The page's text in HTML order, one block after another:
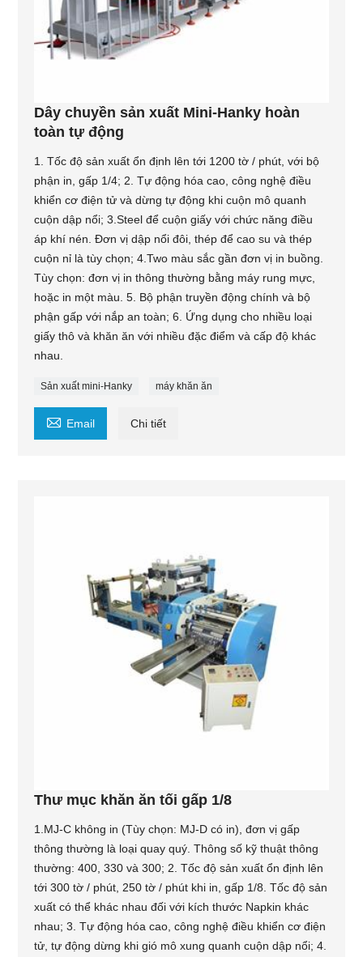
Dây chuyền sản xuất Mini-Hanky ​​hoàn
toàn tự động
1. Tốc độ sản xuất ổn định lên tới 1200 tờ / phút, với bộ
phận in, gấp 1/4; 2. Tự động hóa cao, công nghệ điều
khiển cơ điện tử và dừng tự động khi cuộn mô quanh
cuộn dập nổi; 3.Steel để cuộn giấy với chức năng điều
áp khí nén. Đơn vị dập nổi đôi, thép để cao su và thép
cuộn nỉ là tùy chọn; 4.Two màu sắc gần đơn vị in buồng.
Tùy chọn: đơn vị in thông thường bằng máy rung mực,
hoặc in một màu. 5. Bộ phận truyền động chính và bộ
phận gấp với nắp an toàn; 6. Ứng dụng cho nhiều loại
giấy thô và khăn ăn với nhiều đặc điểm và cấp độ khác
nhau.
Sản xuất mini-Hanky máy khăn ăn
 Email Chi tiết
Thư mục khăn ăn tối gấp 1/8
1.MJ-C không in (Tùy chọn: MJ-D có in), đơn vị gấp
thông thường là loại quay quý. Thông số kỹ thuật thông
thường: 400, 330 và 300; 2. Tốc độ sản xuất ổn định lên
tới 300 tờ / phút, 250 tờ / phút khi in, gấp 1/8. Tốc độ sản
xuất có thể khác nhau đối với kích thước Napkin khác
nhau; 3. Tự động hóa cao, công nghệ điều khiển cơ điện
tử, tự động dừng khi gió mô xung quanh cuộn dập nổi; 4.